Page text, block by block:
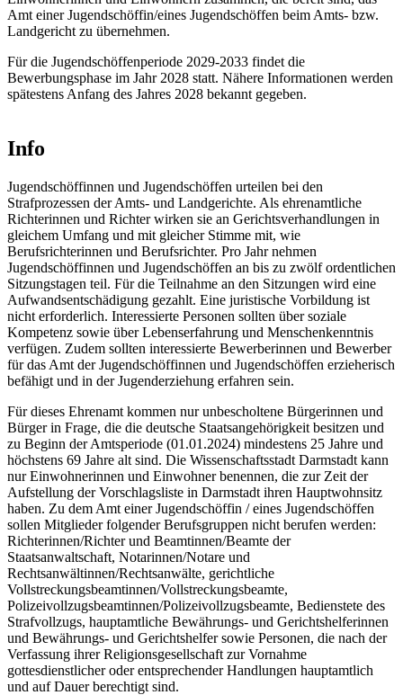
Amt einer Jugendschöffin/eines Jugendschöffen beim Amts- bzw.
Landgericht zu übernehmen.
Für die Jugendschöffenperiode 2029-2033 findet die
Bewerbungsphase im Jahr 2028 statt. Nähere Informationen werden
spätestens Anfang des Jahres 2028 bekannt gegeben.
Info
Jugendschöffinnen und Jugendschöffen urteilen bei den
Strafprozessen der Amts- und Landgerichte. Als ehrenamtliche
Richterinnen und Richter wirken sie an Gerichtsverhandlungen in
gleichem Umfang und mit gleicher Stimme mit, wie
Berufsrichterinnen und Berufsrichter. Pro Jahr nehmen
Jugendschöffinnen und Jugendschöffen an bis zu zwölf ordentlichen
Sitzungstagen teil. Für die Teilnahme an den Sitzungen wird eine
Aufwandsentschädigung gezahlt. Eine juristische Vorbildung ist
nicht erforderlich. Interessierte Personen sollten über soziale
Kompetenz sowie über Lebenserfahrung und Menschenkenntnis
verfügen. Zudem sollten interessierte Bewerberinnen und Bewerber
für das Amt der Jugendschöffinnen und Jugendschöffen erzieherisch
befähigt und in der Jugenderziehung erfahren sein.
Für dieses Ehrenamt kommen nur unbescholtene Bürgerinnen und
Bürger in Frage, die die deutsche Staatsangehörigkeit besitzen und
zu Beginn der Amtsperiode (01.01.2024) mindestens 25 Jahre und
höchstens 69 Jahre alt sind. Die Wissenschaftsstadt Darmstadt kann
nur Einwohnerinnen und Einwohner benennen, die zur Zeit der
Aufstellung der Vorschlagsliste in Darmstadt ihren Hauptwohnsitz
haben. Zu dem Amt einer Jugendschöffin / eines Jugendschöffen
sollen Mitglieder folgender Berufsgruppen nicht berufen werden:
Richterinnen/Richter und Beamtinnen/Beamte der
Staatsanwaltschaft, Notarinnen/Notare und
Rechtsanwältinnen/Rechtsanwälte, gerichtliche
Vollstreckungsbeamtinnen/Vollstreckungsbeamte,
Polizeivollzugsbeamtinnen/Polizeivollzugsbeamte, Bedienstete des
Strafvollzugs, hauptamtliche Bewährungs- und Gerichtshelferinnen
und Bewährungs- und Gerichtshelfer sowie Personen, die nach der
Verfassung ihrer Religionsgesellschaft zur Vornahme
gottesdienstlicher oder entsprechender Handlungen hauptamtlich
und auf Dauer berechtigt sind.